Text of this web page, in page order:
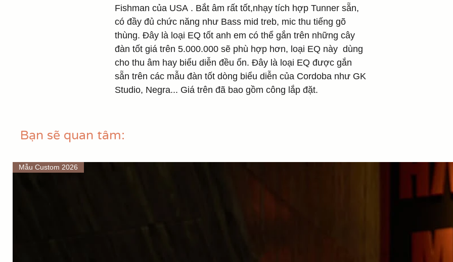
Fishman của USA . Bắt âm rất tốt,nhạy tích hợp Tunner sẵn,
có đầy đủ chức năng như Bass mid treb, mic thu tiếng gõ
thùng. Đây là loại EQ tốt anh em có thể gắn trên những cây
đàn tốt giá trên 5.000.000 sẽ phù hợp hơn, loại EQ này dùng
cho thu âm hay biểu diễn đều ổn. Đây là loại EQ được gắn
sẵn trên các mẫu đàn tốt dòng biểu diễn của Cordoba như GK
Studio, Negra... Giá trên đã bao gồm công lắp đặt.
Bạn sẽ quan tâm:
Mẫu Custom 2026